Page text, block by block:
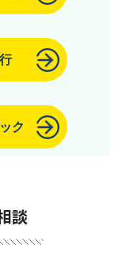
ク
談